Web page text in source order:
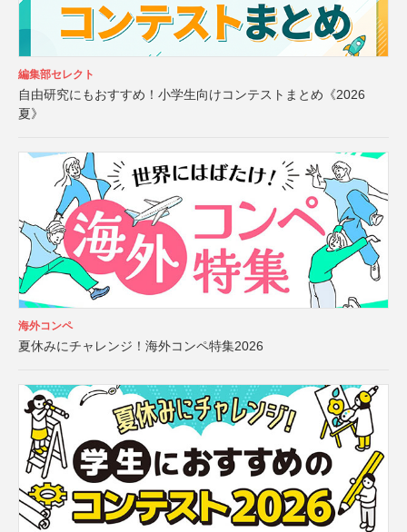
編集部セレクト
自由研究にもおすすめ！小学生向けコンテストまとめ《2026
夏》
海外コンペ
夏休みにチャレンジ！海外コンペ特集2026